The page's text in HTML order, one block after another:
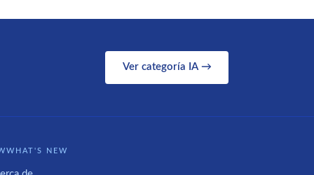
Ver categoría IA →
NEW